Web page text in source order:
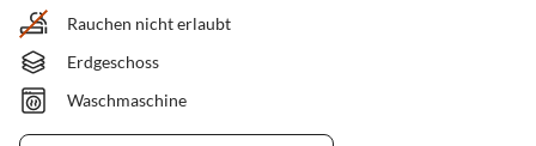
Rauchen nicht erlaubt
Erdgeschoss
Waschmaschine